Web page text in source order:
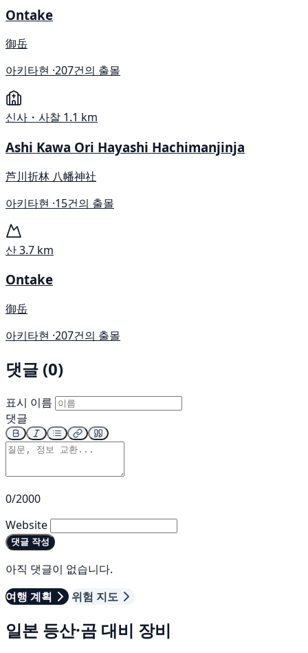
Ontake
御岳
아키타현 ·207건의 출몰
신사・사찰 1.1 km
Ashi Kawa Ori Hayashi Hachimanjinja
芦川折林 八幡神社
아키타현 ·15건의 출몰
산3.7 km
Ontake
御岳
아키타현 ·207건의 출몰
댓글 (0)
표시 이름
댓글
0/2000
Website
댓글 작성
아직 댓글이 없습니다.
여행 계획
위험 지도
일본 등산·곰 대비 장비